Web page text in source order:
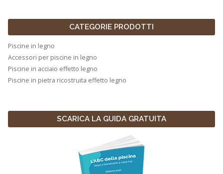
CATEGORIE PRODOTTI
Piscine in legno
Accessori per piscine in legno
Piscine in acciaio effetto legno
Piscine in pietra ricostruita effetto legno
SCARICA LA GUIDA GRATUITA